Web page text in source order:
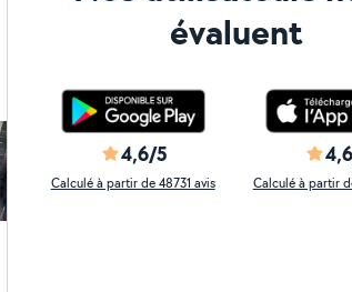
évaluent
4,6/5
Calculé à partir de 48731 avis Calculé à partir